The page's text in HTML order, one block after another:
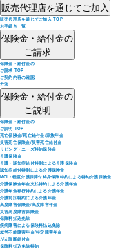
販売代理店を通じてご加入
販売代理店を通じてご加入 TOP
お手続き一覧
保険金・給付金の
ご請求
保険金・給付金の
ご請求 TOP
ご契約内容の確認
方法
保険金・給付金の
ご説明
保険金・給付金の
ご説明 TOP
死亡保険金/死亡給付金/家族年金
災害死亡保険金/災害死亡給付金
リビング・ニーズ特約保険金
介護保険金
介護・認知症給付特則による介護保険金
認知症給付特則による介護保険金
MCI・軽度介護保障付終身保険特約による特約介護保険金
介護保険金年金支払特約による介護年金
介護年金移行特約による介護年金
介護前払特約による介護年金
高度障害保険金/高度障害年金
災害高度障害保険金
保険料払込免除
疾病障害による保険料払込免除
就労不能障害年金/特定障害年金
がん診断給付金
保険料払込免除特約